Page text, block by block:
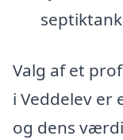
Valg af et
i Veddelev er
og dens